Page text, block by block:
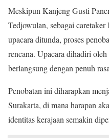
Meskipun Kanjeng Gusti
Tedjowulan, sebagai
upacara ditunda, proses
rencana. Upacara dihadiri
berlangsung dengan penuh
Penobatan ini diharapkan
Surakarta, di mana harapan
identitas kerajaan semakin